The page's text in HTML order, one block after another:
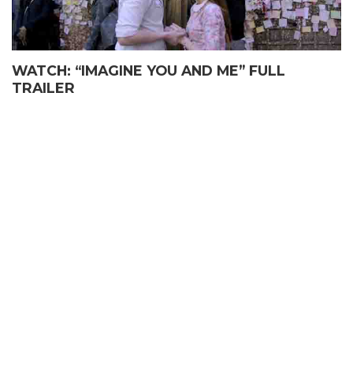
WATCH: “IMAGINE YOU AND ME” FULL
TRAILER